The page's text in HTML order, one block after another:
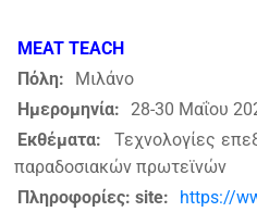
MEAT TEACH
Πόλη:
Μιλάνο
Ημερομηνία: 28-30 Μαΐου
Εκθέματα:
Τεχνολογίες
παραδοσιακών πρωτεϊνών
Πληροφορίες: site:
https://